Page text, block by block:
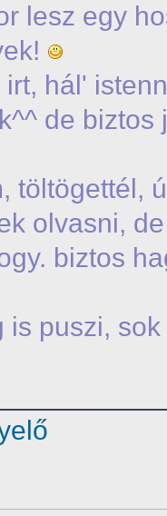
lesz egy
irt, hál'
de
töltögettél,
olvasni,
biztos
is puszi,